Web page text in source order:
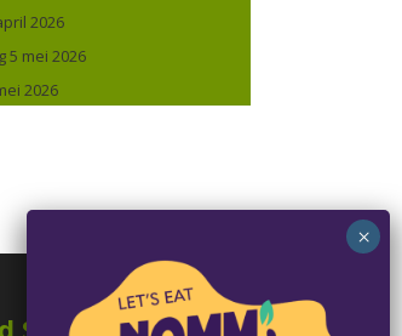
2026
mei 2026
2026
Specialties